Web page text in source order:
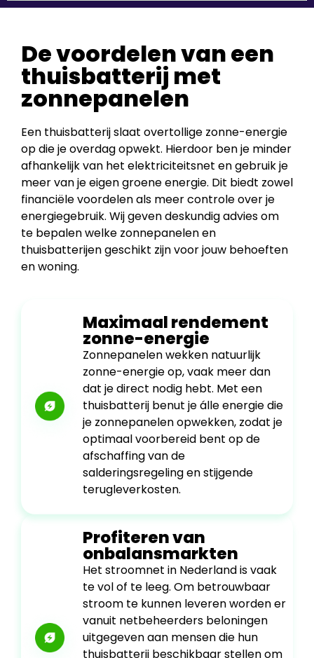
De voordelen van een
thuisbatterij met
zonnepanelen
Een thuisbatterij slaat overtollige zonne-energie
op die je overdag opwekt. Hierdoor ben je minder
afhankelijk van het elektriciteitsnet en gebruik je
meer van je eigen groene energie. Dit biedt zowel
financiële voordelen als meer controle over je
energiegebruik. Wij geven deskundig advies om
te bepalen welke zonnepanelen en
thuisbatterijen geschikt zijn voor jouw behoeften
en woning.
Maximaal rendement
zonne-energie
Zonnepanelen wekken natuurlijk
zonne-energie op, vaak meer dan
dat je direct nodig hebt. Met een
thuisbatterij benut je álle energie die
je zonnepanelen opwekken, zodat je
optimaal voorbereid bent op de
afschaffing van de
salderingsregeling en stijgende
terugleverkosten.
Profiteren van
onbalansmarkten
Het stroomnet in Nederland is vaak
te vol of te leeg. Om betrouwbaar
stroom te kunnen leveren worden er
vanuit netbeheerders beloningen
uitgegeven aan mensen die hun
thuisbatterij beschikbaar stellen om